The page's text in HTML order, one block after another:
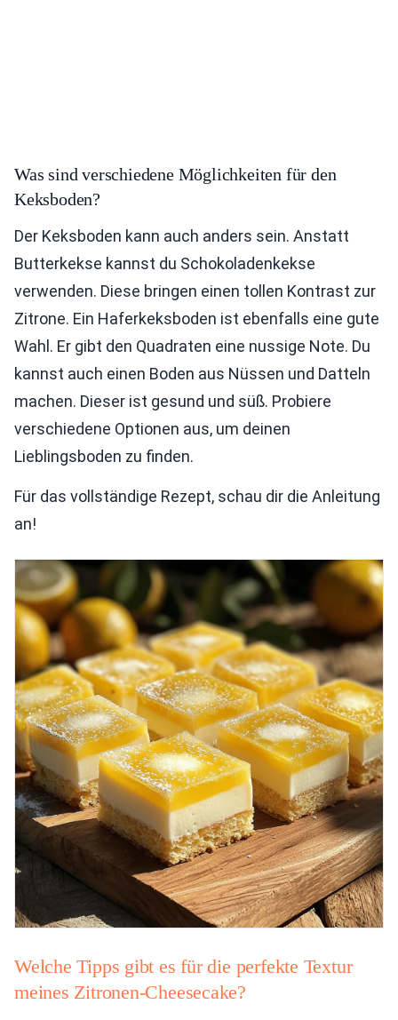
Was sind verschiedene Möglichkeiten für den
Keksboden?
Der Keksboden kann auch anders sein. Anstatt
Butterkekse kannst du Schokoladenkekse
verwenden. Diese bringen einen tollen Kontrast zur
Zitrone. Ein Haferkeksboden ist ebenfalls eine gute
Wahl. Er gibt den Quadraten eine nussige Note. Du
kannst auch einen Boden aus Nüssen und Datteln
machen. Dieser ist gesund und süß. Probiere
verschiedene Optionen aus, um deinen
Lieblingsboden zu finden.
Für das vollständige Rezept, schau dir die Anleitung
an!
Welche Tipps gibt es für die perfekte Textur
meines Zitronen-Cheesecake?